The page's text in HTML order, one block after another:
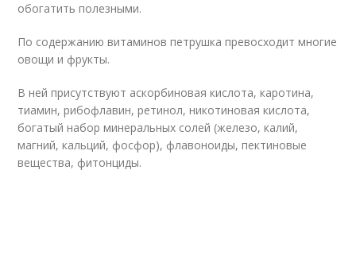
обогатить полезными.
По содержанию витаминов петрушка превосходит многие
овощи и фрукты.
В ней присутствуют аскорбиновая кислота, каротина,
тиамин, рибофлавин, ретинол, никотиновая кислота,
богатый набор минеральных солей (железо, калий,
магний, кальций, фосфор), флавоноиды, пектиновые
вещества, фитонциды.